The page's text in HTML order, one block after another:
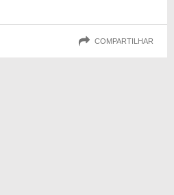
COMPARTILHAR